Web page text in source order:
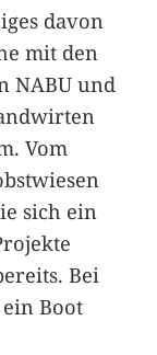
davon
mit den
NABU und
Vom
sich ein
Bei
Boot